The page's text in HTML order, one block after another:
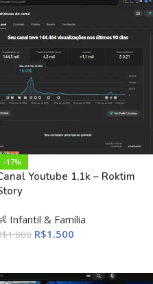
-17%
Youtube 1,1k – Roktim
Infantil & Família
1.800 R$1.500